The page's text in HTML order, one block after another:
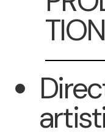
TION